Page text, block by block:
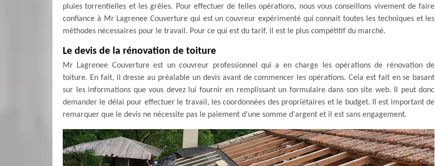
pluies torrentielles et les grêles. Pour effectuer de telles opérations, nous vous conseillons vivement de faire
confiance à Mr Lagrenee Couverture qui est un couvreur expérimenté qui connait toutes les techniques et les
méthodes nécessaires pour le travail. Pour ce qui est du tarif, il est le plus compétitif du marché.
Le devis de la rénovation de toiture
Mr Lagrenee Couverture est un couvreur professionnel qui a en charge les opérations de rénovation de
toiture. En fait, il dresse au préalable un devis avant de commencer les opérations. Cela est fait en se basant
sur les informations que vous devez lui fournir en remplissant un formulaire dans son site web. Il peut donc
demander le délai pour effectuer le travail, les coordonnées des propriétaires et le budget. Il est important de
remarquer que le devis ne nécessite pas le paiement d'une somme d'argent et il est sans engagement.